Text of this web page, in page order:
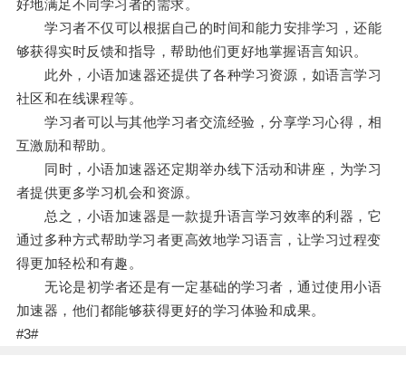
好地满足不同学习者的需求。
学习者不仅可以根据自己的时间和能力安排学习，还能
够获得实时反馈和指导，帮助他们更好地掌握语言知识。
此外，小语加速器还提供了各种学习资源，如语言学习
社区和在线课程等。
学习者可以与其他学习者交流经验，分享学习心得，相
互激励和帮助。
同时，小语加速器还定期举办线下活动和讲座，为学习
者提供更多学习机会和资源。
总之，小语加速器是一款提升语言学习效率的利器，它
通过多种方式帮助学习者更高效地学习语言，让学习过程变
得更加轻松和有趣。
无论是初学者还是有一定基础的学习者，通过使用小语
加速器，他们都能够获得更好的学习体验和成果。
#3#